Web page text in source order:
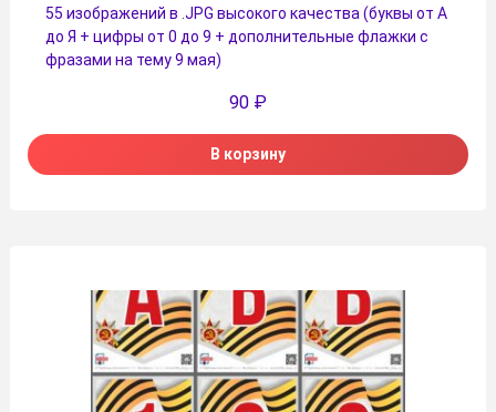
55 изображений в .JPG высокого качества (буквы от А
до Я + цифры от 0 до 9 + дополнительные флажки с
фразами на тему 9 мая)
90 ₽
В корзину